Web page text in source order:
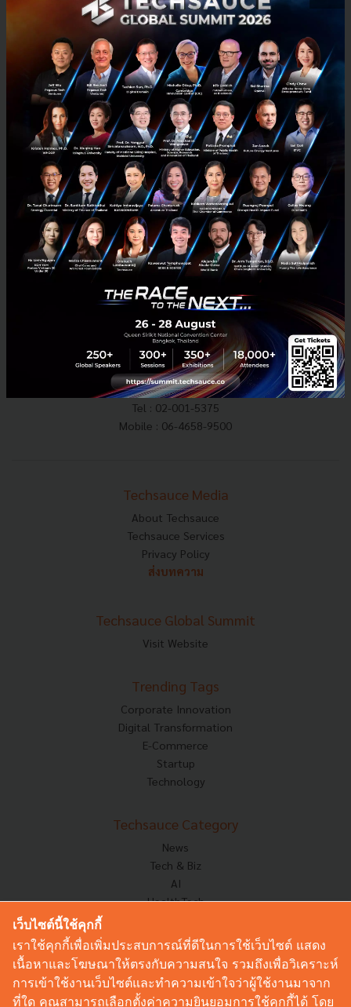
เปิดเคล็ดลับการจัดการเงิน iberry group อาณาจักรอาหารที่เริ่ม
จากร้านไอศกรีม
เรียนรู้จาก case study จริง โดยเครือร้านอาหาร iberry group ซึ่งคุณ
อัจฉรา บุรารักษ์ ผู้ก่อตั้ง และ Creative Director แห่ง iberry จะมาร่วมแบ่ง
ปันเคล็ดลับและกลยุทธ์ที่แบรนด์ใช้ในการขย...
พฤศจิกายน 13, 2020| ByTechsauce Team
News sme iberry financial
E-mail :contact@techsauce.co
Tel : 02-001-5375
Mobile : 06-4658-9500
Techsauce Media
About Techsauce
Techsauce Services
Privacy Policy
ส่งบทความ
Techsauce Global Summit
Visit Website
Trending Tags
Corporate Innovation
Digital Transformation
E-Commerce
Startup
Technology
Techsauce Category
News
Tech & Biz
AI
HealthTech
Corp Innov
Saucy Thoughts
Based On
Sustainable
เว็บไซต์นี้ใช้คุกกี้
เราใช้คุกกี้เพื่อเพิ่มประสบการณ์ที่ดีในการใช้เว็บไซต์ แสดง
เนื้อหาและโฆษณาให้ตรงกับความสนใจ รวมถึงเพื่อวิเคราะห์
การเข้าใช้งานเว็บไซต์และทำความเข้าใจว่าผู้ใช้งานมาจาก
ที่ใด คุณสามารถเลือกตั้งค่าความยินยอมการใช้คุกกี้ได้ โดย